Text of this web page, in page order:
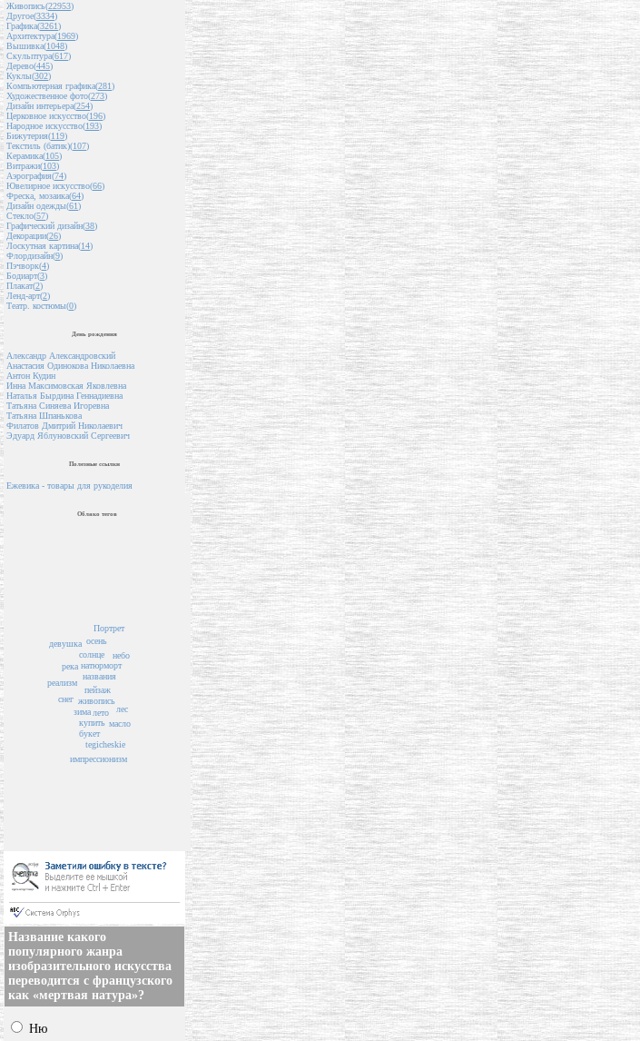
Живопись(22953)
Другое(3334)
Графика(3261)
Архитектура(1969)
Вышивка(1048)
Скульптура(617)
Дерево(445)
Куклы(302)
Компьютерная графика(281)
Художественное фото(273)
Дизайн интерьера(254)
Церковное искусство(196)
Народное искусство(193)
Бижутерия(119)
Текстиль (батик)(107)
Керамика(105)
Витражи(103)
Аэрография(74)
Ювелирное искусство(66)
Фреска, мозаика(64)
Дизайн одежды(61)
Стекло(57)
Графический дизайн(38)
Декорации(26)
Лоскутная картина(14)
Флордизайн(9)
Пэчворк(4)
Бодиарт(3)
Плакат(2)
Ленд-арт(2)
Театр. костюмы(0)
День рождения
Александр Александровский
Анастасия Одинокова Николаевна
Антон Кудин
Инна Максимовская Яковлевна
Наталья Бырдина Геннадиевна
Татьяна Синяева Игоревна
Татьяна Шпанькова
Филатов Дмитрий Николаевич
Эдуард Яблуновский Сергеевич
Полезные ссылки
Ежевика - товары для рукоделия
Облако тегов
пейзаж
названия
живопись
лето
натюрморт
купить
солнце
лес
зима
осень
букет
масло
река
снег
tegicheskie
реализм
небо
импрессионизм
Портрет
девушка
Название какого
популярного жанра
изобразительного искусства
переводится с французского
как «мертвая натура»?
Ню